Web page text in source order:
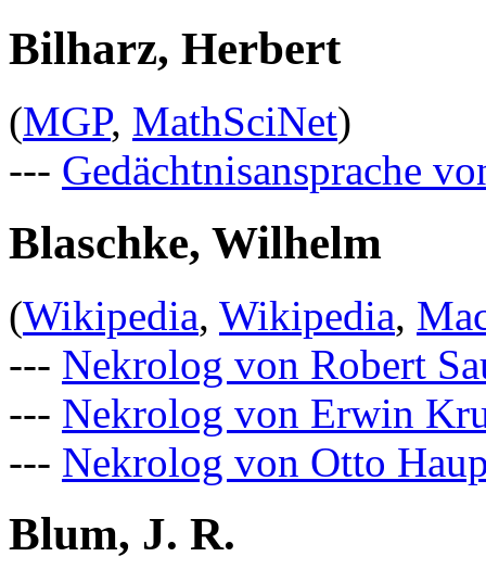
Bilharz, Herbert
(MGP, MathSciNet)
--- Gedächtnisansprache
Blaschke, Wilhelm
(Wikipedia, Wikipedia,
--- Nekrolog von Robert
--- Nekrolog von Erwin
--- Nekrolog von Otto
Blum, J. R.